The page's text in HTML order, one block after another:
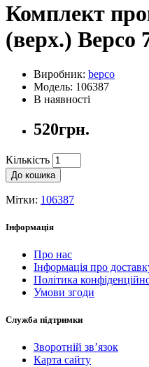
Комплект
(верх.) Bepco
Виробник: bepco
Модель: 106387
В наявності
520грн.
Кількість
До кошика
Мітки: 106387
Інформація
Про нас
Інформація про
Політика
Умови згоди
Служба підтримки
Зворотній зв’язок
Карта сайту